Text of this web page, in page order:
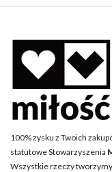
100% zysku z Twoich
statutowe Stowarzyszenia
Wszystkie rzeczy